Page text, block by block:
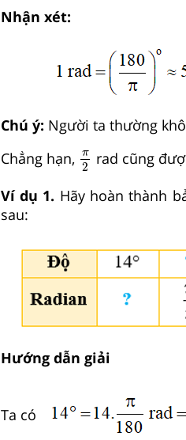
Nhận xét:
Chú ý: Người ta thường
Chẳng hạn,
π
2
π 2rad cũng
Ví dụ 1. Hãy hoàn thành
sau:
Hướng dẫn giải
Ta có